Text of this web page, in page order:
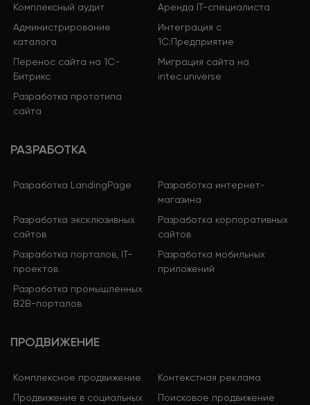
Комплексный аудит
Аренда IT-специалиста
Администрирование
каталога
Интеграция с
1С:Предприятие
Перенос сайта на 1С-
Битрикс
Миграция сайта на
intec.universe
Разработка прототипа
сайта
РАЗРАБОТКА
Разработка LandingPage
Разработка интернет-
магазина
Разработка эксклюзивных
сайтов
Разработка корпоративных
сайтов
Разработка порталов, IT-
проектов
Разработка мобильных
приложений
Разработка промышленных
B2B-порталов
ПРОДВИЖЕНИЕ
Комплексное продвижение
Контекстная реклама
Продвижение в социальных
Поисковое продвижение